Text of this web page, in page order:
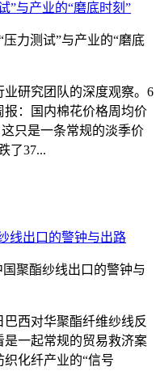
”与产业的“磨底时刻”
研究团队的深度观察。6
报：国内棉花价格周均价
只是一条常规的淡季价
了37...
线出口的警钟与出路
西对华聚酯纤维纱线反
一起常规的贸易救济案
化纤产业的“信号